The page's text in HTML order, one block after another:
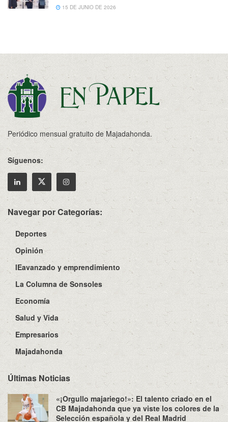
15 DE JUNIO DE 2026
Periódico mensual gratuito de Majadahonda.
Síguenos:
Navegar por Categorías:
Deportes
Opinión
IEavanzado y emprendimiento
La Columna de Sonsoles
Economía
Salud y Vida
Empresarios
Majadahonda
Últimas Noticias
«¡Orgullo majariego!»: El talento criado en el
CB Majadahonda que ya viste los colores de la
Selección española y del Real Madrid